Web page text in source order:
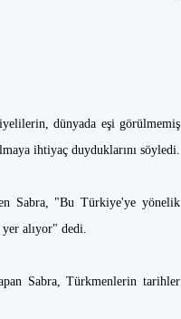
dünyada eşi görülmemiş
ihtiyaç duyduklarını söyledi.
Sabra, "Bu Türkiye'ye yönelik
alıyor" dedi.
Sabra, Türkmenlerin tarihler